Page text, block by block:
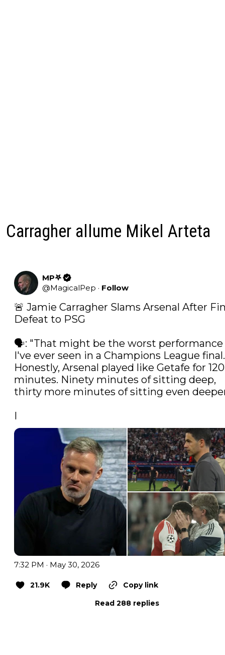
Carragher allume Mikel Arteta
MP𖤐
@MagicalPep · Follow
🚨 Jamie Carragher Slams Arsenal After
Defeat to PSG
🗣️: "That might be the worst performance
I've ever seen in a Champions League final.
Honestly, Arsenal played like Getafe for 120
minutes. Ninety minutes of sitting deep,
thirty more minutes of sitting even
I
7:32 PM · May 30, 2026
21.9K Reply
Copy link
Read 288 replies